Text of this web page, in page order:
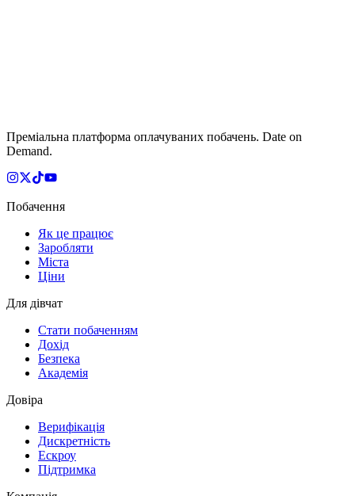
Преміальна платформа оплачуваних побачень. Date on
Demand.
Побачення
Як це працює
Заробляти
Міста
Ціни
Для дівчат
Стати побаченням
Дохід
Безпека
Академія
Довіра
Верифікація
Дискретність
Ескроу
Підтримка